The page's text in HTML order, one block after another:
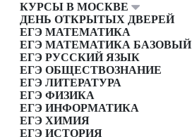
КУРСЫ В МОСКВЕ
ДЕНЬ ОТКРЫТЫХ ДВЕРЕЙ
ЕГЭ МАТЕМАТИКА
ЕГЭ МАТЕМАТИКА БАЗОВЫЙ
ЕГЭ РУССКИЙ ЯЗЫК
ЕГЭ ОБЩЕСТВОЗНАНИЕ
ЕГЭ ЛИТЕРАТУРА
ЕГЭ ФИЗИКА
ЕГЭ ИНФОРМАТИКА
ЕГЭ ХИМИЯ
ЕГЭ ИСТОРИЯ